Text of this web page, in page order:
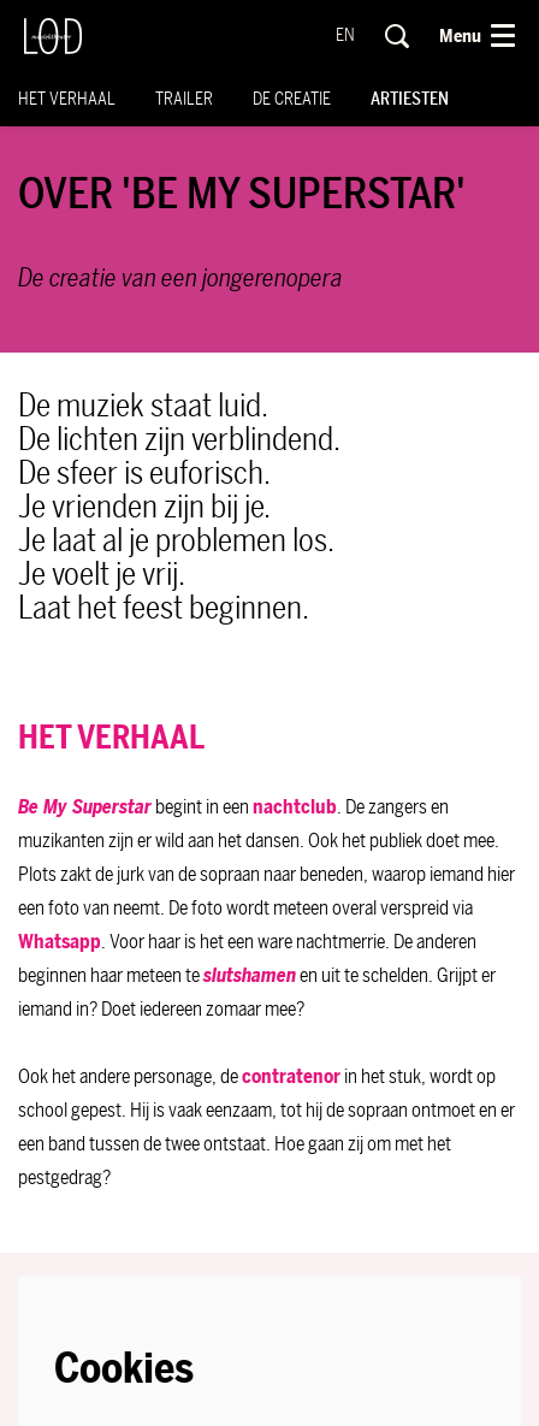
EN Menu
HET VERHAAL TRAILER DE CREATIE ARTIESTEN
OVER 'BE MY SUPERSTAR'
De creatie van een jongerenopera
De muziek staat luid.
De lichten zijn verblindend.
De sfeer is euforisch.
Je vrienden zijn bij je.
Je laat al je problemen los.
Je voelt je vrij.
Laat het feest beginnen.
HET VERHAAL
Be My Superstarbegint in eennachtclub. De zangers en
muzikanten zijn er wild aan het dansen. Ook het publiek doet mee.
Plots zakt de jurk van de sopraan naar beneden, waarop iemand hier
een foto van neemt. De foto wordt meteen overal verspreid via
Whatsapp. Voor haar is het een ware nachtmerrie. De anderen
beginnen haar meteen teslutshamenen uit te schelden. Grijpt er
iemand in? Doet iedereen zomaar mee?
Ook het andere personage, decontratenorin het stuk, wordt op
school gepest. Hij is vaak eenzaam, tot hij de sopraan ontmoet en er
een band tussen de twee ontstaat. Hoe gaan zij om met het
pestgedrag?
Cookies